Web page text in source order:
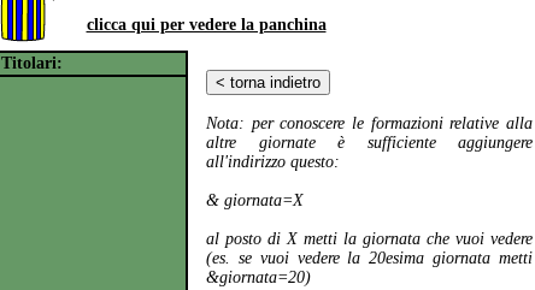
clicca qui per vedere la panchina
Titolari:
Nota: per conoscere le formazioni relative alla
altre giornate è sufficiente aggiungere
all'indirizzo questo:
& giornata=X
al posto di X metti la giornata che vuoi vedere
(es. se vuoi vedere la 20esima giornata metti
&giornata=20)